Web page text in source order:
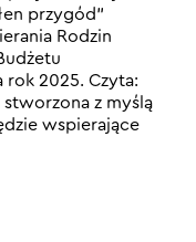
przygód”
Rodzin
rok 2025. Czyta:
z myślą
wspierające